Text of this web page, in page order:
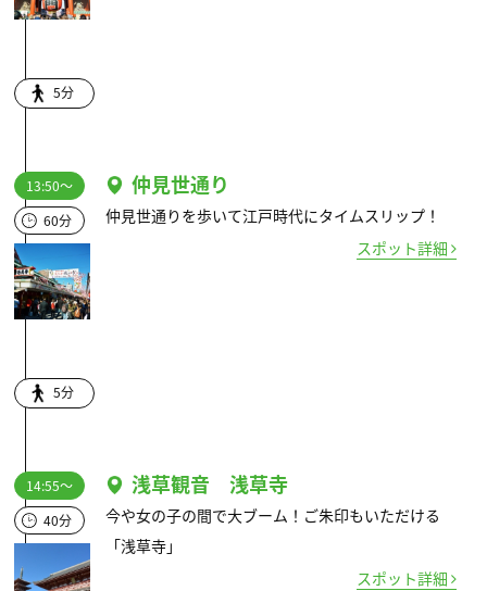
5分
13:50～
60分
仲見世通り
仲見世通りを歩いて江戸時代にタイムスリップ！
スポット詳細
5分
14:55～
40分
浅草観音 浅草寺
今や女の子の間で大ブーム！ご朱印もいただける
「浅草寺」
スポット詳細